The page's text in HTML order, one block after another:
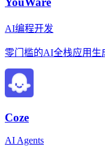
AI编程开发
零门槛的AI全栈应用生
Coze
AI Agents